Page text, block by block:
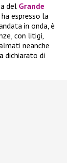
del Grande
espresso la
in onda, è
con litigi,
neanche
dichiarato di